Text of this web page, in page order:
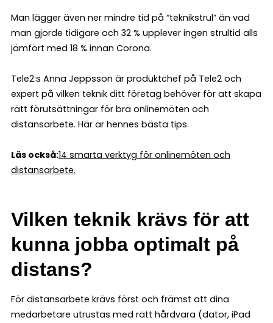
Man lägger även ner mindre tid på “teknikstrul” än vad
man gjorde tidigare och 32 % upplever ingen strultid alls
jämfört med 18 % innan Corona.
Tele2:s Anna Jeppsson är produktchef på Tele2 och
expert på vilken teknik ditt företag behöver för att skapa
rätt förutsättningar för bra onlinemöten och
distansarbete. Här är hennes bästa tips.
Läs också:14 smarta verktyg för onlinemöten och
distansarbete.
Vilken teknik krävs för att
kunna jobba optimalt på
distans?
För distansarbete krävs först och främst att dina
medarbetare utrustas med rätt hårdvara (dator, iPad